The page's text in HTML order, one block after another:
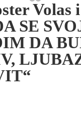
Volas
SE
DA